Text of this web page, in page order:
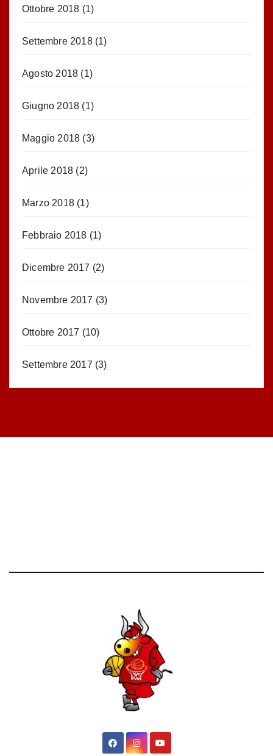
Ottobre 2018 (1)
Settembre 2018(1)
Agosto 2018 (1)
Giugno 2018 (1)
Maggio 2018 (3)
Aprile 2018 (2)
Marzo 2018 (1)
Febbraio 2018 (1)
Dicembre 2017 (2)
Novembre 2017 (3)
Ottobre 2017 (10)
Settembre 2017 (3)